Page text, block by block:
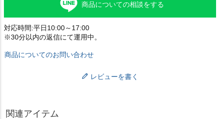
商品についての相談をする
対応時間:平日10:00～17:00
※30分以内の返信にて運用中。
商品についてのお問い合わせ
レビューを書く
関連アイテム